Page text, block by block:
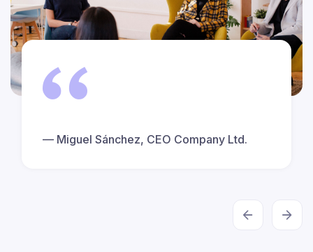
Miguel Sánchez, CEO Company Ltd.